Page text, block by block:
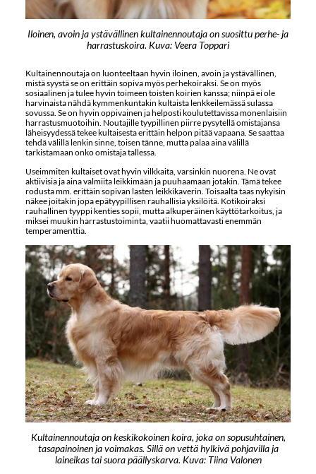
Iloinen, avoin ja ystävällinen kultainennoutaja on suosittu perhe- ja
harrastuskoira. Kuva: Veera Toppari
Kultainennoutaja on luonteeltaan hyvin iloinen, avoin ja ystävällinen,
mistä syystä se on erittäin sopiva myös perhekoiraksi. Se on myös
sosiaalinen ja tulee hyvin toimeen toisten koirien kanssa; niinpä ei ole
harvinaista nähdä kymmenkuntakin kultaista lenkkeilemässä sulassa
sovussa. Se on hyvin oppivainen ja helposti koulutettavissa monenlaisiin
harrastusmuotoihin. Noutajille tyypillinen piirre pysytellä omistajansa
läheisyydessä tekee kultaisesta erittäin helpon pitää vapaana. Se saattaa
tehdä välillä lenkin sinne, toisen tänne, mutta palaa aina välillä
tarkistamaan onko omistaja tallessa.
Useimmiten kultaiset ovat hyvin vilkkaita, varsinkin nuorena. Ne ovat
aktiivisia ja aina valmiita leikkimään ja puuhaamaan jotakin. Tämä tekee
rodusta mm. erittäin sopivan lasten leikkikaverin. Toisaalta taas nykyisin
näkee joitakin jopa epätyypillisen rauhallisia yksilöitä. Kotikoiraksi
rauhallinen tyyppi kenties sopii, mutta alkuperäinen käyttötarkoitus, ja
miksei muukin harrastustoiminta, vaatii huomattavasti enemmän
temperamenttia.
Kultainennoutaja on keskikokoinen koira, joka on sopusuhtainen,
tasapainoinen ja voimakas. Sillä on vettä hylkivä pohjavilla ja
laineikas tai suora päällyskarva. Kuva: Tiina Valonen